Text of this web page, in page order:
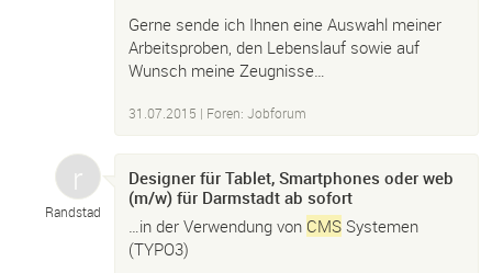
Gerne sende ich Ihnen eine Auswahl meiner
Arbeitsproben, den Lebenslauf sowie auf
Wunsch meine Zeugnisse…
31.07.2015 | Foren: Jobforum
Randstad
Designer für Tablet, Smartphones oder web
(m/w) für Darmstadt ab sofort
…in der Verwendung von CMS Systemen
(TYPO3)